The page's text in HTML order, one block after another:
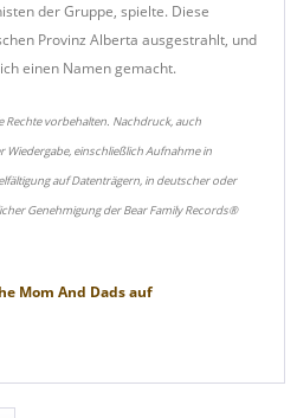
der Gruppe, spielte. Diese
Provinz Alberta ausgestrahlt, und
einen Namen gemacht.
Rechte vorbehalten. Nachdruck, auch
Wiedergabe, einschließlich Aufnahme in
auf Datenträgern, in deutscher oder
Genehmigung der Bear Family Records®
Mom And Dadsauf